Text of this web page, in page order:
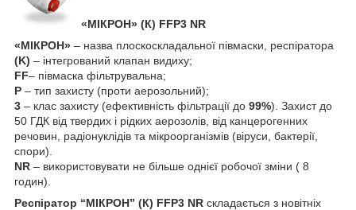
«МІКРОН» (К) FFP3 NR
«МІКРОН» – назва плоскоскладальної півмаски, респіратора
(K) – інтегрований клапан видиху;
FF– півмаска фільтрувальна;
P – тип захисту (проти аерозольний);
3 – клас захисту (ефективність фільтрації до 99%). Захист до
50 ГДК від твердих і рідких аерозолів, від канцерогенних
речовин, радіонуклідів та мікроорганізмів (віруси, бактерії,
спори).
NR – використовувати не більше однієї робочої зміни ( 8
годин).
Респіратор “МІКРОН” (К) FFP3 NR складається з новітніх